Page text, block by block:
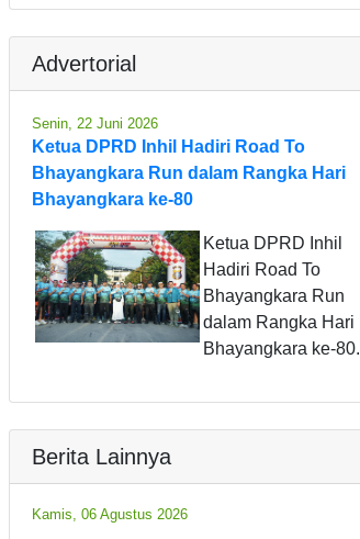
Advertorial
Senin, 22 Juni 2026
Ketua DPRD Inhil Hadiri Road To
Bhayangkara Run dalam Rangka Hari
Bhayangkara ke-80
Ketua DPRD Inhil
Hadiri Road To
Bhayangkara Run
dalam Rangka Hari
Bhayangkara ke-80.
Berita Lainnya
Kamis, 06 Agustus 2026